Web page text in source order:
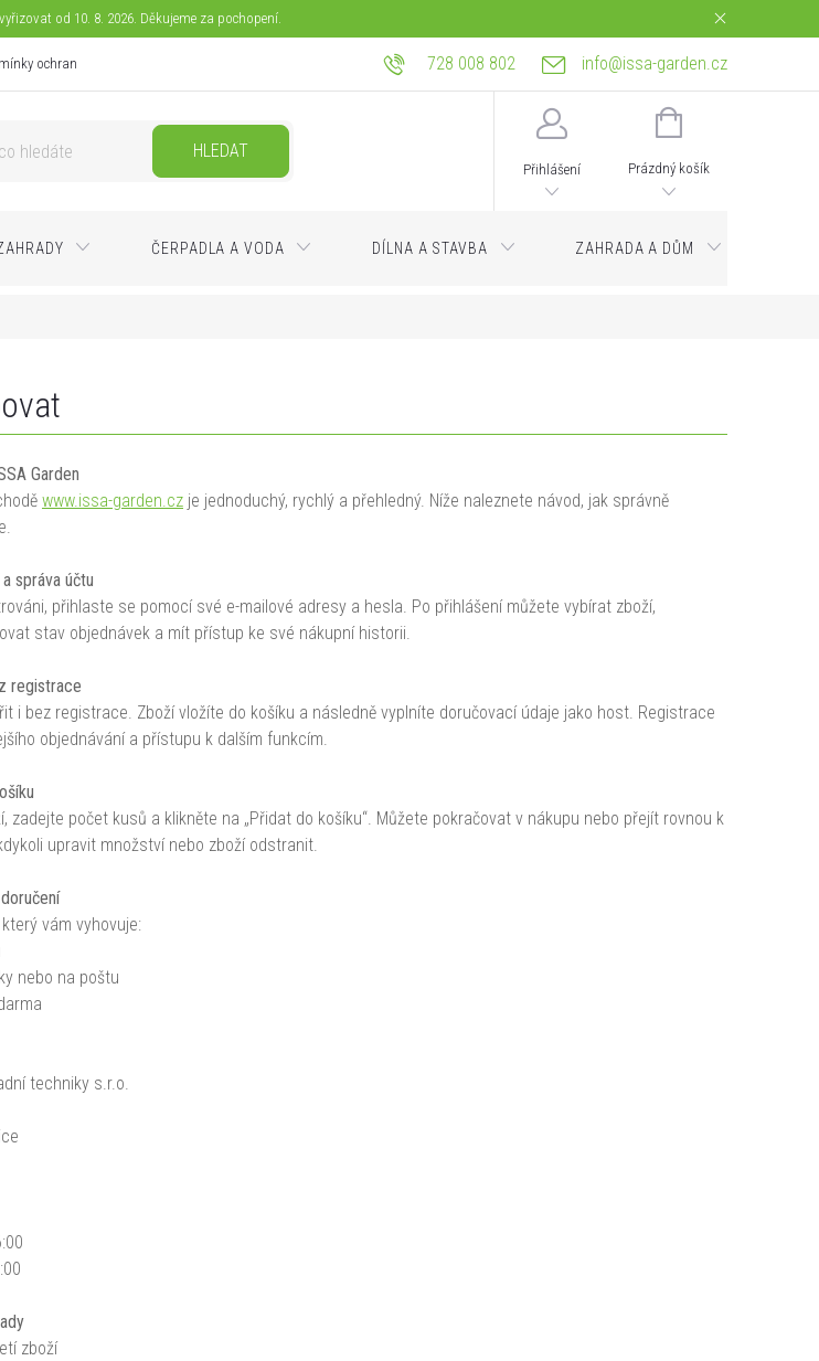
od 10. 8. 2026. Děkujeme za pochopení.
728 008 802 info@issa-garden.cz
ochrany osobních údajů Reklamace a práva z vadného plnění Bagrování a zemní práce
HLEDAT
Přihlášení
NÁKUPNÍ
Prázdný košík
ČERPADLA A VODA DÍLNA A STAVBA ZAHRADA A DŮM
Garden
www.issa-garden.cz je jednoduchý, rychlý a přehledný. Níže naleznete návod, jak správně
správa účtu
přihlaste se pomocí své e-mailové adresy a hesla. Po přihlášení můžete vybírat zboží,
stav objednávek a mít přístup ke své nákupní historii.
registrace
i bez registrace. Zboží vložíte do košíku a následně vyplníte doručovací údaje jako host. Registrace
objednávání a přístupu k dalším funkcím.
zadejte počet kusů a klikněte na „Přidat do košíku“. Můžete pokračovat v nákupu nebo přejít rovnou k
upravit množství nebo zboží odstranit.
vám vyhovuje:
nebo na poštu
techniky s.r.o.
zboží